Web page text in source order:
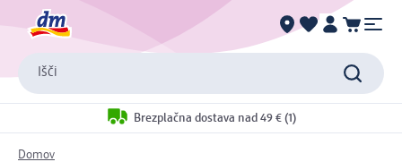
Išči
Brezplačna dostava nad 49 € (1)
Domov